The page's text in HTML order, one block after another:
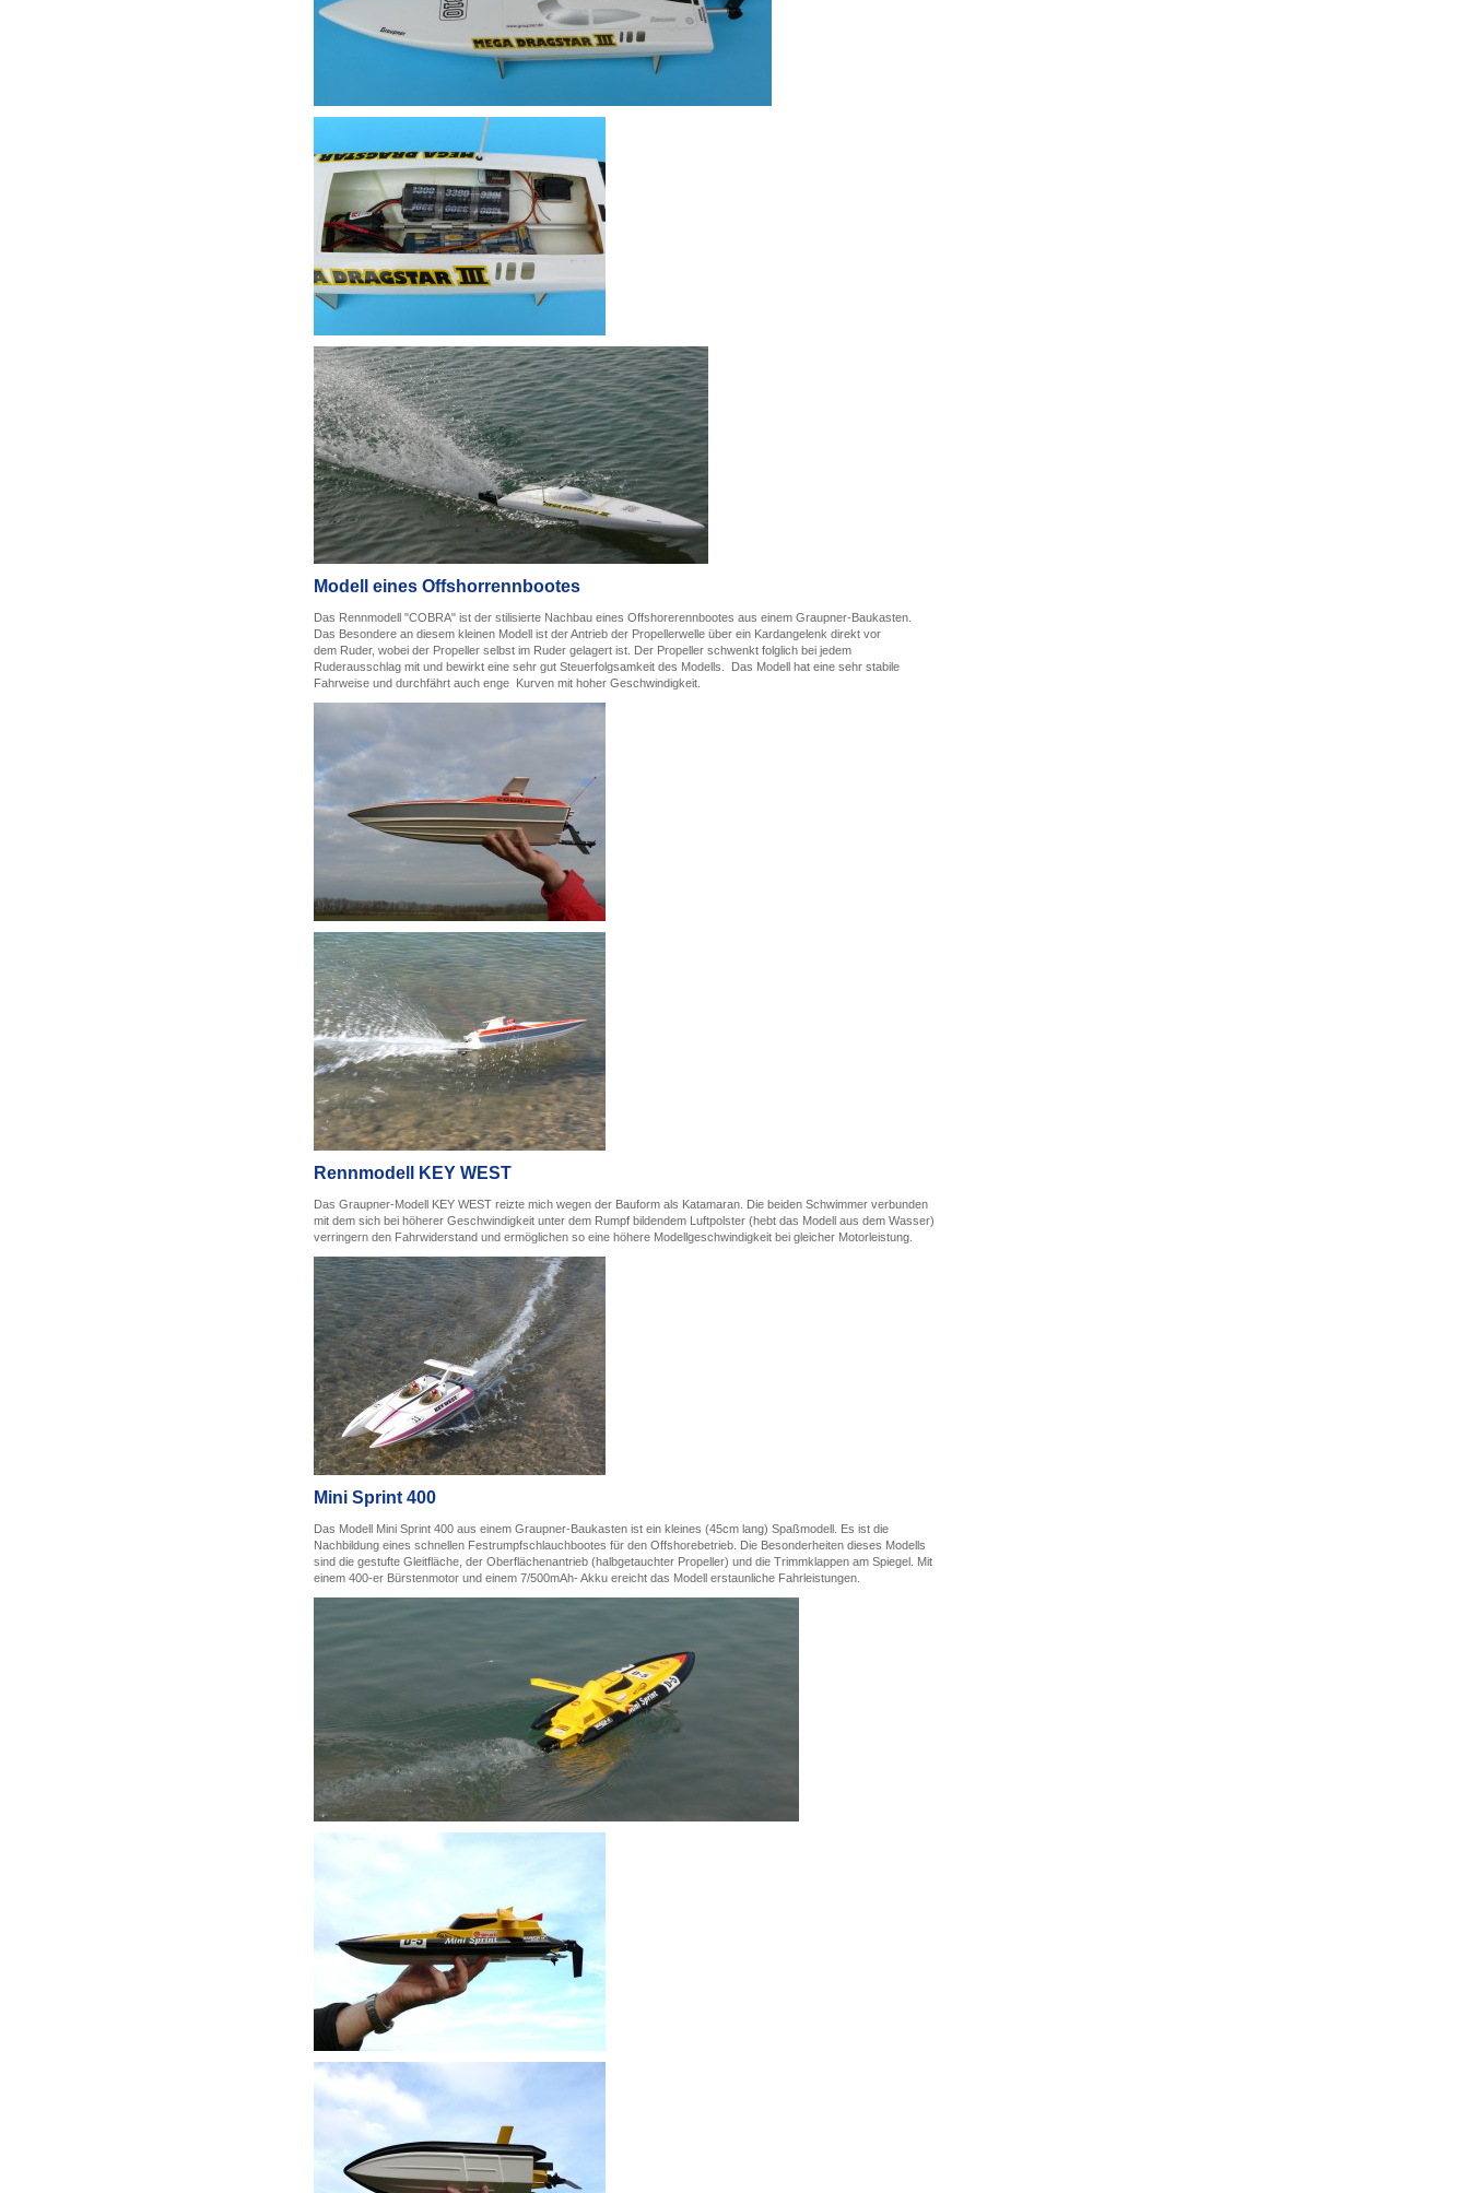
Modell eines Offshorrennbootes
Das Rennmodell "COBRA" ist der stilisierte Nachbau eines Offshorerennbootes aus einem Graupner-Baukasten.
Das Besondere an diesem kleinen Modell ist der Antrieb der Propellerwelle über ein Kardangelenk direkt vor
dem Ruder, wobei der Propeller selbst im Ruder gelagert ist. Der Propeller schwenkt folglich bei jedem
Ruderausschlag mit und bewirkt eine sehr gut Steuerfolgsamkeit des Modells. Das Modell hat eine sehr stabile
Fahrweise und durchfährt auch enge Kurven mit hoher Geschwindigkeit.
Rennmodell KEY WEST
Das Graupner-Modell KEY WEST reizte mich wegen der Bauform als Katamaran. Die beiden Schwimmer verbunden
mit dem sich bei höherer Geschwindigkeit unter dem Rumpf bildendem Luftpolster (hebt das Modell aus dem Wasser)
verringern den Fahrwiderstand und ermöglichen so eine höhere Modellgeschwindigkeit bei gleicher Motorleistung.
Mini Sprint 400
Das Modell Mini Sprint 400 aus einem Graupner-Baukasten ist ein kleines (45cm lang) Spaßmodell. Es ist die
Nachbildung eines schnellen Festrumpfschlauchbootes für den Offshorebetrieb. Die Besonderheiten dieses Modells
sind die gestufte Gleitfläche, der Oberflächenantrieb (halbgetauchter Propeller) und die Trimmklappen am Spiegel. Mit
einem 400-er Bürstenmotor und einem 7/500mAh- Akku ereicht das Modell erstaunliche Fahrleistungen.